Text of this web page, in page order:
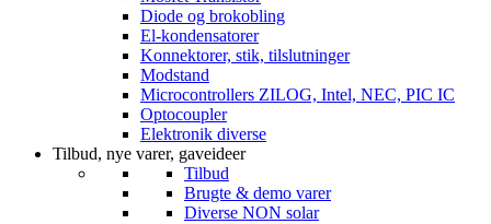
Diode og brokobling
El-kondensatorer
Konnektorer, stik, tilslutninger
Modstand
Microcontrollers ZILOG, Intel, NEC, PIC IC
Optocoupler
Elektronik diverse
Tilbud, nye varer, gaveideer
Tilbud
Brugte & demo varer
Diverse NON solar